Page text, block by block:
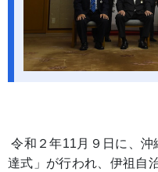
令和２年11月９日に、
達式」が行われ、伊祖自